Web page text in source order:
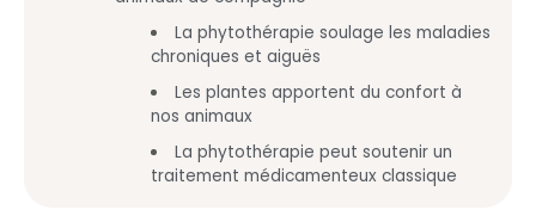
La phytothérapie soulage les maladies
chroniques et aiguës
Les plantes apportent du confort à
nos animaux
La phytothérapie peut soutenir un
traitement médicamenteux classique